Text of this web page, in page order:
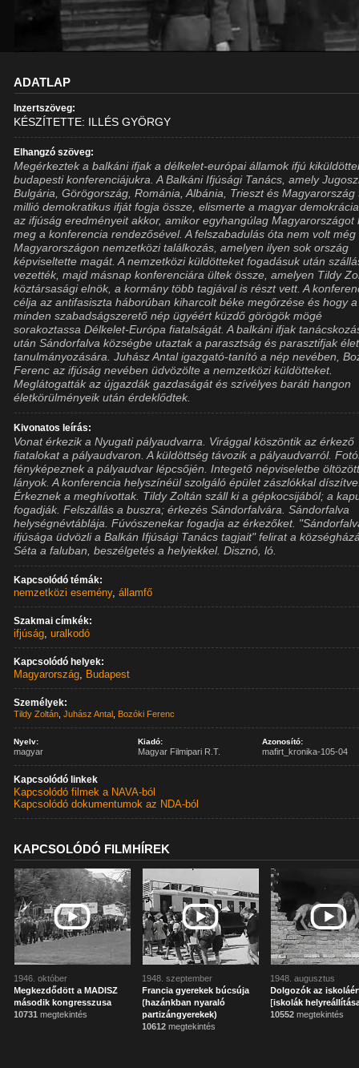
ADATLAP
Inzertszöveg:
KÉSZÍTETTE: ILLÉS GYÖRGY
Elhangzó szöveg:
Megérkeztek a balkáni ifjak a délkelet-európai államok ifjú
budapesti konferenciájukra. A Balkáni Ifjúsági Tanács, amely
Bulgária, Görögország, Románia, Albánia, Trieszt és Magyarország
millió demokratikus ifját fogja össze, elismerte a magyar
az ifjúság eredményeit akkor, amikor egyhangúlag Magyarországot
meg a konferencia rendezősével. A felszabadulás óta nem volt még
Magyarországon nemzetközi találkozás, amelyen ilyen sok ország
képviseltette magát. A nemzetközi küldötteket fogadásuk után
vezették, majd másnap konferenciára ültek össze, amelyen Tildy
köztársasági elnök, a kormány több tagjával is részt vett. A
célja az antifasiszta háborúban kiharcolt béke megőrzése és hogy a
minden szabadságszerető nép ügyéért küzdő görögök mögé
sorakoztassa Délkelet-Európa fiatalságát. A balkáni ifjak
után Sándorfalva községbe utaztak a parasztság és parasztifjak
tanulmányozására. Juhász Antal igazgató-tanító a nép nevében,
Ferenc az ifjúság nevében üdvözölte a nemzetközi küldötteket.
Meglátogatták az újgazdák gazdaságát és szívélyes baráti hangon
életkörülményeik után érdeklődtek.
Kivonatos leírás:
Vonat érkezik a Nyugati pályaudvarra. Virággal köszöntik az érkező
fiatalokat a pályaudvaron. A küldöttség távozik a pályaudvarról.
fényképeznek a pályaudvar lépcsőjén. Integető népviseletbe
lányok. A konferencia helyszínéül szolgáló épület zászlókkal
Érkeznek a meghívottak. Tildy Zoltán száll ki a gépkocsijából; a
fogadják. Felszállás a buszra; érkezés Sándorfalvára. Sándorfalva
helységnévtáblája. Fúvószenekar fogadja az érkezőket.
ifjúsága üdvözli a Balkán Ifjúsági Tanács tagjait" felirat a
Séta a faluban, beszélgetés a helyiekkel. Disznó, ló.
Kapcsolódó témák:
nemzetközi esemény,államfő
Szakmai címkék:
ifjúság,uralkodó
Kapcsolódó helyek:
Magyarország, Budapest
Személyek:
Tildy Zoltán ,Juhász Antal Bozóki Ferenc
Nyelv:
magyar
Kiadó:
Magyar Filmipari R.T.
Azonosító:
mafirt_kronika-105-04
Kapcsolódó linkek
Kapcsolódó filmek a NAVA-ból
Kapcsolódó dokumentumok az NDA-ból
KAPCSOLÓDÓ FILMHÍREK
1946. október
Megkezdődött a MADISZ
második kongresszusa
10731 megtekintés
1948. szeptember
Francia gyerekek búcsúja
(hazánkban nyaraló
partizángyerekek)
10612 megtekintés
1948. augusztus
Dolgozók az
[iskolák
10552 megtekintés